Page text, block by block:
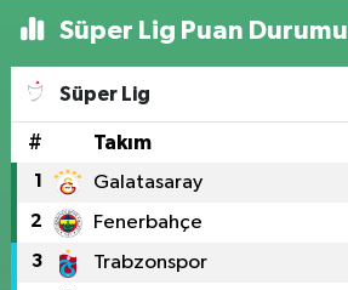
Süper Lig Puan Durumu
Süper Lig
# Takım
1 Galatasaray
2 Fenerbahçe
3 Trabzonspor